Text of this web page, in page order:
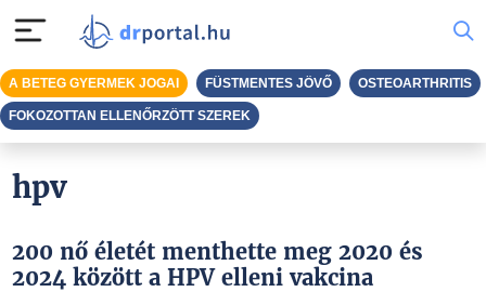
hpv
200 nő életét menthette meg 2020 és
2024 között a HPV elleni vakcina
A BETEG GYERMEK JOGAI FÜSTMENTES JÖVŐ OSTEOARTHRITIS
FOKOZOTTAN ELLENŐRZÖTT SZEREK